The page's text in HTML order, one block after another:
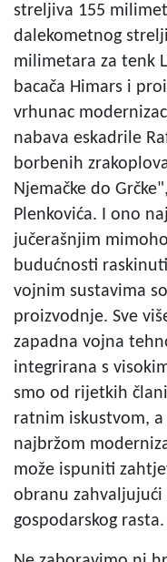
streljiva 155
dalekometnog
milimetara za tenk
bacača Himars i
vrhunac
nabava eskadrile
borbenih
Njemačke do
Plenkovića. I ono
jučerašnjim
budućnosti
vojnim sustavima
proizvodnje. Sve
zapadna vojna
integrirana s
smo od rijetkih
ratnim iskustvom,
najbržom
može ispuniti
obranu
gospodarskog rasta.